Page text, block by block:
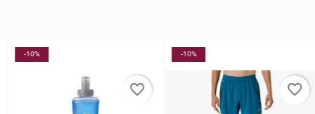
-10%
favorite_border
-10%
favorite_border